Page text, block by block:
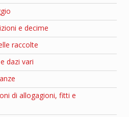
e decime
raccolte
dazi vari
di allogagioni, fitti e